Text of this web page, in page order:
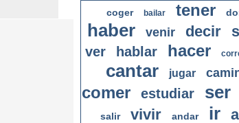
coger bailar tener
haber venir decir
ver hablar hacer
cantar jugar
comer estudiar ser
salir vivir andar ir